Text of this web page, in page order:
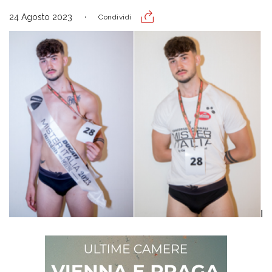
24 Agosto 2023 Condividi